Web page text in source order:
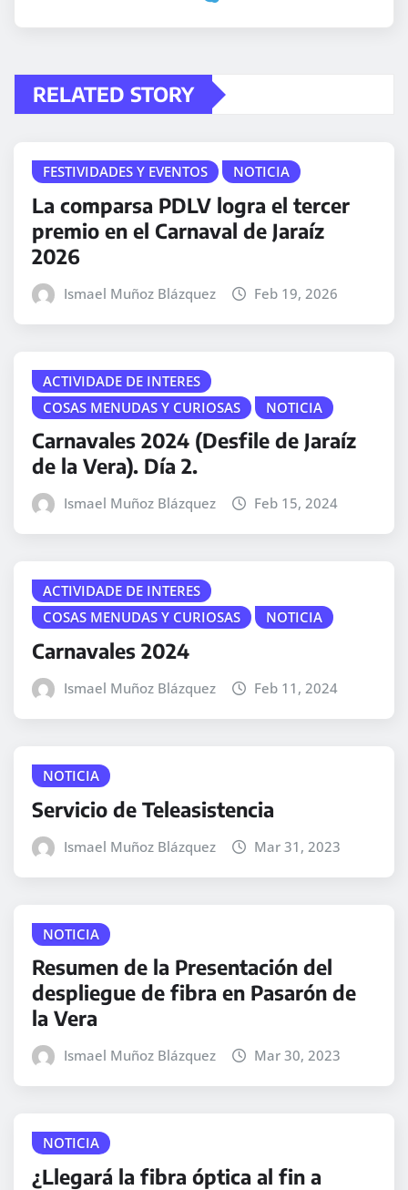
RELATED STORY
FESTIVIDADES Y EVENTOS NOTICIA
La comparsa PDLV logra el tercer
premio en el Carnaval de Jaraíz
2026
Ismael Muñoz Blázquez Feb 19, 2026
ACTIVIDADE DE INTERES
COSAS MENUDAS Y CURIOSAS
NOTICIA
Carnavales 2024 (Desfile de Jaraíz
de la Vera). Día 2.
Ismael Muñoz Blázquez Feb 15, 2024
ACTIVIDADE DE INTERES
COSAS MENUDAS Y CURIOSAS
NOTICIA
Carnavales 2024
Ismael Muñoz Blázquez Feb 11, 2024
NOTICIA
Servicio de Teleasistencia
Ismael Muñoz Blázquez Mar 31, 2023
NOTICIA
Resumen de la Presentación del
despliegue de fibra en Pasarón de
la Vera
Ismael Muñoz Blázquez Mar 30, 2023
NOTICIA
¿Llegará la fibra óptica al fin a